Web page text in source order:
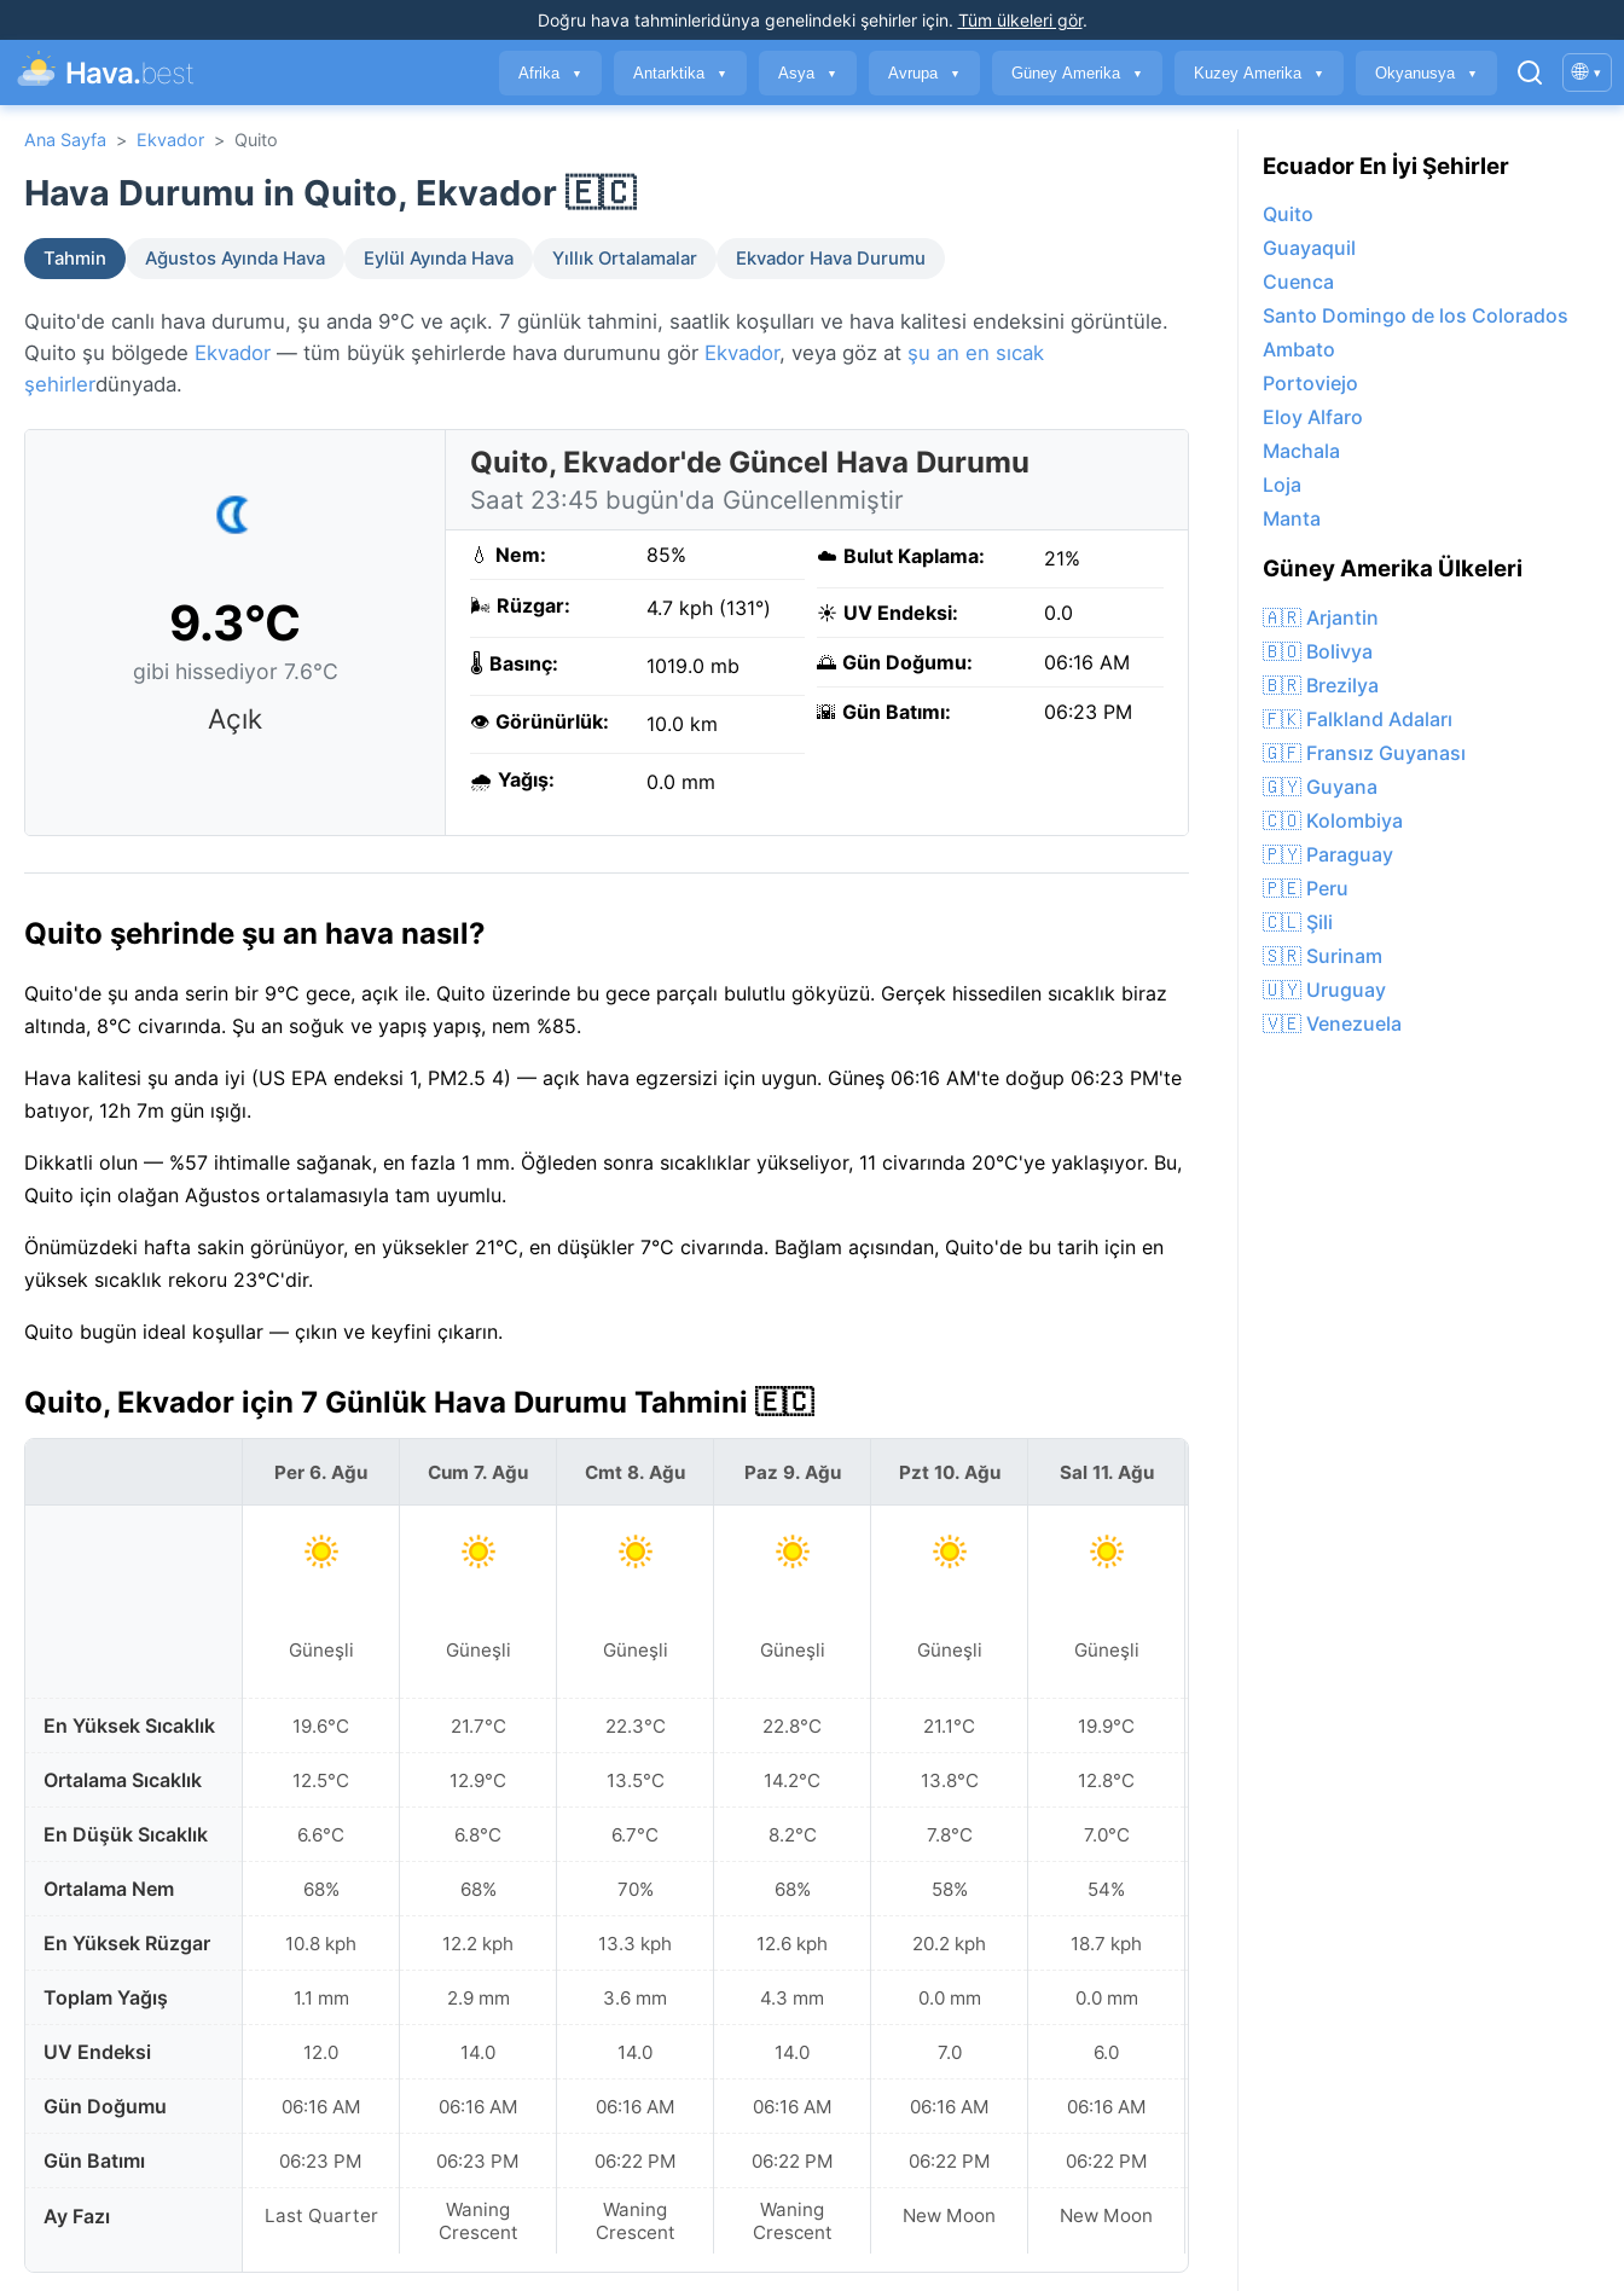
Doğru hava tahminleridünya genelindeki şehirler için. Tüm ülkeleri gör.
Hava.best Afrika ▼ Antarktika ▼ Asya ▼ Avrupa ▼ Güney Amerika ▼ Kuzey Amerika ▼ Okyanusya ▼ 🌐 ▾
Ana Sayfa > Ekvador > Quito
Hava Durumu in Quito, Ekvador 🇪🇨
Tahmin Ağustos Ayında Hava Eylül Ayında Hava Yıllık Ortalamalar Ekvador Hava Durumu
Quito'de canlı hava durumu, şu anda 9°C ve açık. 7 günlük tahmini, saatlik koşulları ve hava kalitesi endeksini görüntüle.
Quito şu bölgede Ekvador — tüm büyük şehirlerde hava durumunu gör Ekvador, veya göz at şu an en sıcak
şehirlerdünyada.
9.3°C
gibi hissediyor 7.6°C
Açık
Quito, Ekvador'de Güncel Hava Durumu
Saat 23:45 bugün'da Güncellenmiştir
💧 Nem: 85%
🌬️ Rüzgar: 4.7 kph (131°)
🌡️ Basınç: 1019.0 mb
👁️ Görünürlük: 10.0 km
🌧️ Yağış: 0.0 mm
☁️ Bulut Kaplama: 21%
☀️ UV Endeksi: 0.0
🌅 Gün Doğumu: 06:16 AM
🌇 Gün Batımı: 06:23 PM
Quito şehrinde şu an hava nasıl?
Quito'de şu anda serin bir 9°C gece, açık ile. Quito üzerinde bu gece parçalı bulutlu gökyüzü. Gerçek hissedilen sıcaklık biraz
altında, 8°C civarında. Şu an soğuk ve yapış yapış, nem %85.
Hava kalitesi şu anda iyi (US EPA endeksi 1, PM2.5 4) — açık hava egzersizi için uygun. Güneş 06:16 AM'te doğup 06:23 PM'te
batıyor, 12h 7m gün ışığı.
Dikkatli olun — %57 ihtimalle sağanak, en fazla 1 mm. Öğleden sonra sıcaklıklar yükseliyor, 11 civarında 20°C'ye yaklaşıyor. Bu,
Quito için olağan Ağustos ortalamasıyla tam uyumlu.
Önümüzdeki hafta sakin görünüyor, en yüksekler 21°C, en düşükler 7°C civarında. Bağlam açısından, Quito'de bu tarih için en
yüksek sıcaklık rekoru 23°C'dir.
Quito bugün ideal koşullar — çıkın ve keyfini çıkarın.
Quito, Ekvador için 7 Günlük Hava Durumu Tahmini 🇪🇨
En Yüksek Sıcaklık
Ortalama Sıcaklık
En Düşük Sıcaklık
Ortalama Nem
En Yüksek Rüzgar
Toplam Yağış
UV Endeksi
Gün Doğumu
Gün Batımı
Ay Fazı
Per 6. Ağu
Güneşli
19.6°C
12.5°C
6.6°C
68%
10.8 kph
1.1 mm
12.0
06:16 AM
06:23 PM
Last Quarter
Cum 7. Ağu
Güneşli
21.7°C
12.9°C
6.8°C
68%
12.2 kph
2.9 mm
14.0
06:16 AM
06:23 PM
Waning
Crescent
Cmt 8. Ağu
Güneşli
22.3°C
13.5°C
6.7°C
70%
13.3 kph
3.6 mm
14.0
06:16 AM
06:22 PM
Waning
Crescent
Paz 9. Ağu
Güneşli
22.8°C
14.2°C
8.2°C
68%
12.6 kph
4.3 mm
14.0
06:16 AM
06:22 PM
Waning
Crescent
Pzt 10. Ağu
Güneşli
21.1°C
13.8°C
7.8°C
58%
20.2 kph
0.0 mm
7.0
06:16 AM
06:22 PM
New Moon
Sal 11. Ağu
Güneşli
19.9°C
12.8°C
7.0°C
54%
18.7 kph
0.0 mm
6.0
06:16 AM
06:22 PM
New Moon
Ecuador En İyi Şehirler
Quito
Guayaquil
Cuenca
Santo Domingo de los Colorados
Ambato
Portoviejo
Eloy Alfaro
Machala
Loja
Manta
Güney Amerika Ülkeleri
🇦🇷 Arjantin
🇧🇴 Bolivya
🇧🇷 Brezilya
🇫🇰 Falkland Adaları
🇬🇫 Fransız Guyanası
🇬🇾 Guyana
🇨🇴 Kolombiya
🇵🇾 Paraguay
🇵🇪 Peru
🇨🇱 Şili
🇸🇷 Surinam
🇺🇾 Uruguay
🇻🇪 Venezuela